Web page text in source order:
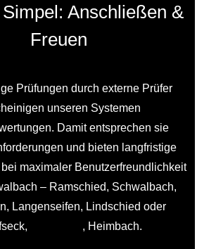
Anschließen &
Freuen
Prüfungen durch externe Prüfer
unseren Systemen
Damit entsprechen sie
und bieten langfristige
maximaler Benutzerfreundlichkeit
– Ramschied, Schwalbach,
Langenseifen, Lindschied oder
, Heimbach.